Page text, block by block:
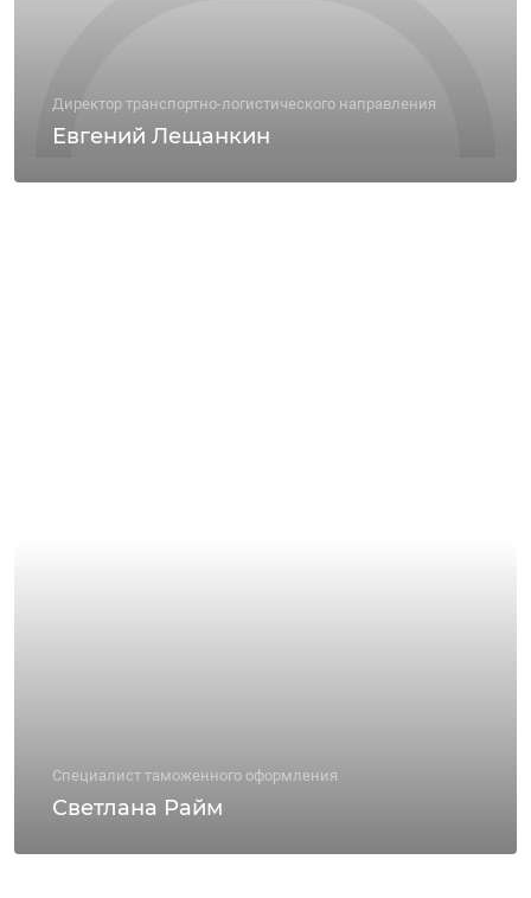
Директор транспортно-логистического направления
Евгений Лещанкин
Специалист таможенного оформления
Светлана Райм